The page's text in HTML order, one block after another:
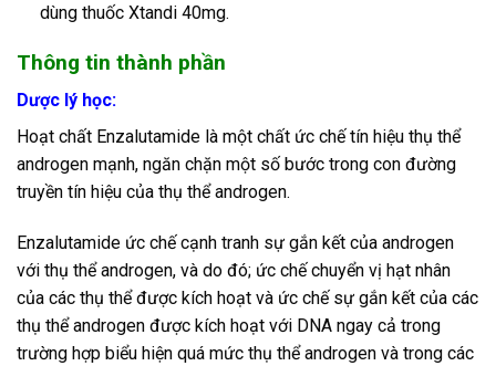
dùng thuốc Xtandi 40mg.
Thông tin thành phần
Dược lý học:
Hoạt chất Enzalutamide là một chất ức chế tín hiệu thụ thể
androgen mạnh, ngăn chặn một số bước trong con đường
truyền tín hiệu của thụ thể androgen.
Enzalutamide ức chế cạnh tranh sự gắn kết của androgen
với thụ thể androgen, và do đó; ức chế chuyển vị hạt nhân
của các thụ thể được kích hoạt và ức chế sự gắn kết của các
thụ thể androgen được kích hoạt với DNA ngay cả trong
trường hợp biểu hiện quá mức thụ thể androgen và trong các